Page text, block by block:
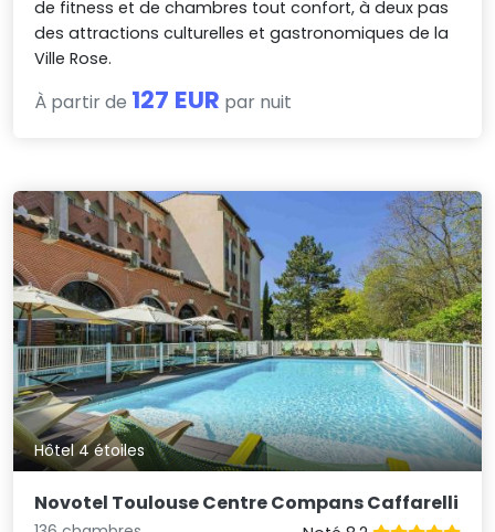
de fitness et de chambres tout confort, à deux pas
des attractions culturelles et gastronomiques de la
Ville Rose.
À partir de 127 EUR par nuit
Hôtel 4 étoiles
Novotel Toulouse Centre Compans Caffarelli